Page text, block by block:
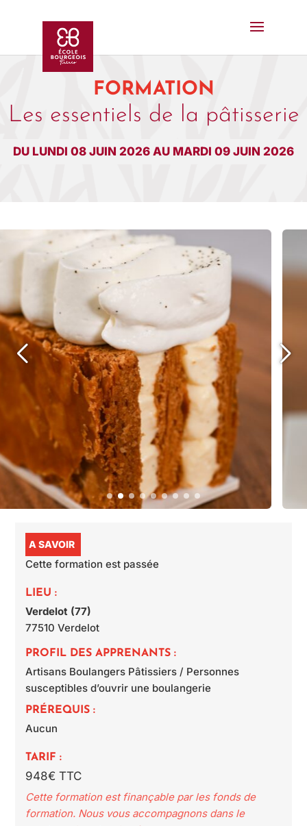
FORMATION
Les essentiels de la pâtisserie
DU LUNDI 08 JUIN 2026 AU MARDI 09 JUIN 2026
A SAVOIR
Cette formation est passée
LIEU :
Verdelot (77)
77510 Verdelot
PROFIL DES APPRENANTS :
Artisans Boulangers Pâtissiers / Personnes
susceptibles d’ouvrir une boulangerie
PRÉREQUIS :
Aucun
TARIF :
948€ TTC
Cette formation est finançable par les fonds de
formation. Nous vous accompagnons dans le